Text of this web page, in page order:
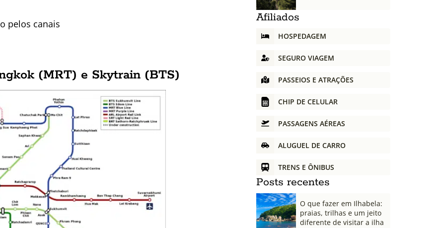
pelos canais
(MRT) e Skytrain (BTS)
Afiliados
HOSPEDAGEM
SEGURO VIAGEM
PASSEIOS E ATRAÇÕES
CHIP DE CELULAR
PASSAGENS AÉREAS
ALUGUEL DE CARRO
TRENS E ÔNIBUS
Posts recentes
O que fazer em Ilhabela:
praias, trilhas e um jeito
diferente de visitar a ilha